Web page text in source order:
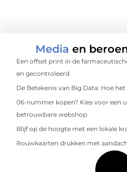
Media en
Een offset print in de
en gecontroleerd
De Betekenis van Big Data: Hoe
06-nummer kopen? Kies voor een
betrouwbare webshop
Blijf op de hoogte met een lokale
Rouwkaarten drukken met